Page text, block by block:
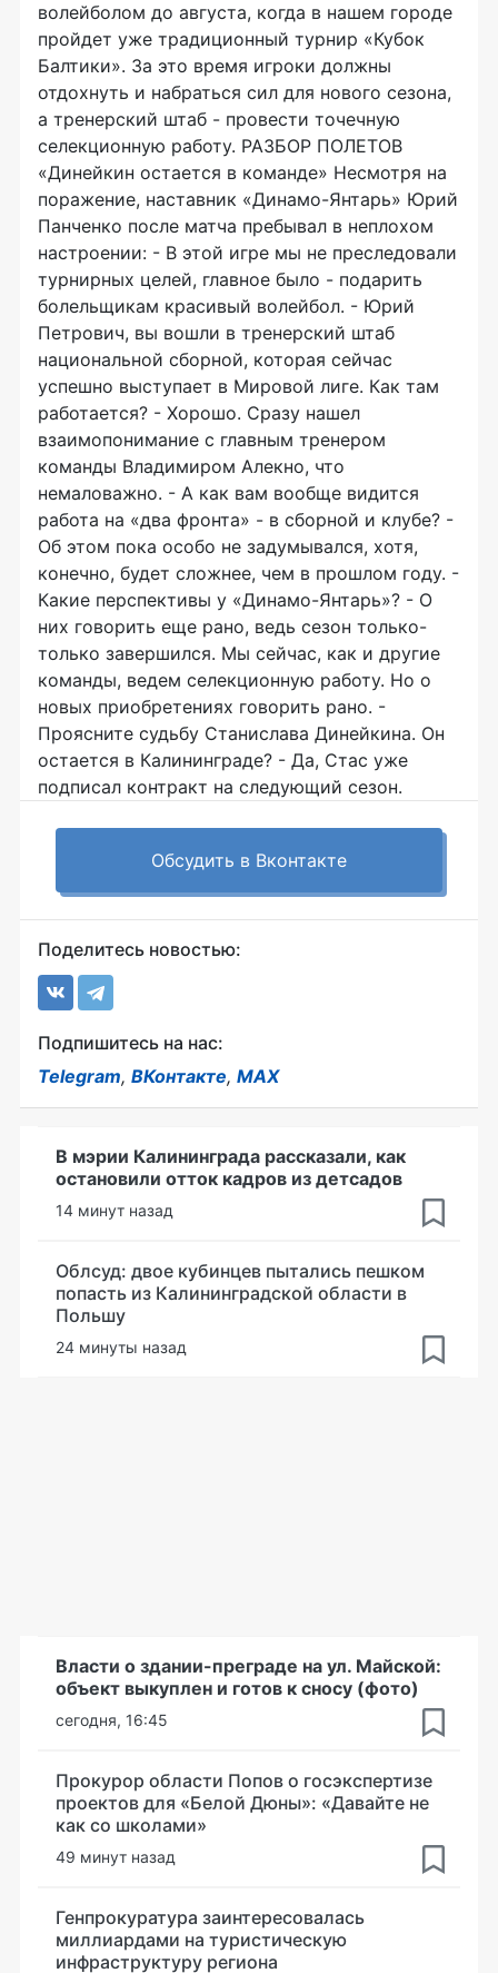
волейболом до августа, когда в нашем городе
пройдет уже традиционный турнир «Кубок
Балтики». За это время игроки должны
отдохнуть и набраться сил для нового сезона,
а тренерский штаб - провести точечную
селекционную работу. РАЗБОР ПОЛЕТОВ
«Динейкин остается в команде» Несмотря на
поражение, наставник «Динамо-Янтарь» Юрий
Панченко после матча пребывал в неплохом
настроении: - В этой игре мы не преследовали
турнирных целей, главное было - подарить
болельщикам красивый волейбол. - Юрий
Петрович, вы вошли в тренерский штаб
национальной сборной, которая сейчас
успешно выступает в Мировой лиге. Как там
работается? - Хорошо. Сразу нашел
взаимопонимание с главным тренером
команды Владимиром Алекно, что
немаловажно. - А как вам вообще видится
работа на «два фронта» - в сборной и клубе? -
Об этом пока особо не задумывался, хотя,
конечно, будет сложнее, чем в прошлом году. -
Какие перспективы у «Динамо-Янтарь»? - О
них говорить еще рано, ведь сезон только-
только завершился. Мы сейчас, как и другие
команды, ведем селекционную работу. Но о
новых приобретениях говорить рано. -
Проясните судьбу Станислава Динейкина. Он
остается в Калининграде? - Да, Стас уже
подписал контракт на следующий сезон.
Обсудить в Вконтакте
Поделитесь новостью:
Подпишитесь на нас:
Telegram, ВКонтакте, MAX
В мэрии Калининграда рассказали, как
остановили отток кадров из детсадов
14 минут назад
Облсуд: двое кубинцев пытались пешком
попасть из Калининградской области в
Польшу
24 минуты назад
Власти о здании-преграде на ул. Майской:
объект выкуплен и готов к сносу (фото)
сегодня, 16:45
Прокурор области Попов о госэкспертизе
проектов для «Белой Дюны»: «Давайте не
как со школами»
49 минут назад
Генпрокуратура заинтересовалась
миллиардами на туристическую
инфраструктуру региона